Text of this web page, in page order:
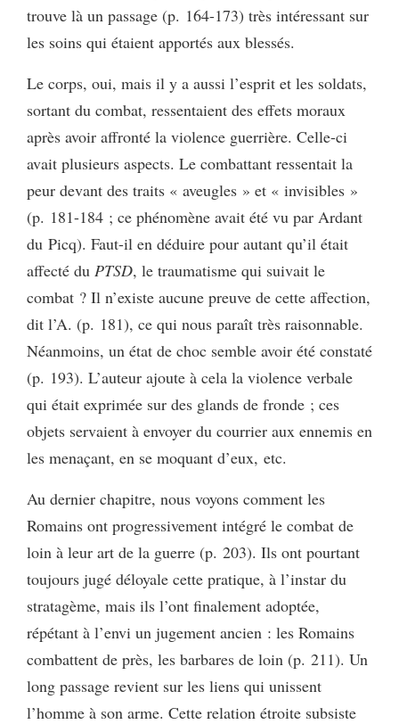
trouve là un passage (p. 164-173) très intéressant sur
les soins qui étaient apportés aux blessés.
Le corps, oui, mais il y a aussi l’esprit et les soldats,
sortant du combat, ressentaient des effets moraux
après avoir affronté la violence guerrière. Celle-ci
avait plusieurs aspects. Le combattant ressentait la
peur devant des traits « aveugles » et « invisibles »
(p. 181-184 ; ce phénomène avait été vu par Ardant
du Picq). Faut-il en déduire pour autant qu’il était
affecté du PTSD, le traumatisme qui suivait le
combat ? Il n’existe aucune preuve de cette affection,
dit l’A. (p. 181), ce qui nous paraît très raisonnable.
Néanmoins, un état de choc semble avoir été constaté
(p. 193). L’auteur ajoute à cela la violence verbale
qui était exprimée sur des glands de fronde ; ces
objets servaient à envoyer du courrier aux ennemis en
les menaçant, en se moquant d’eux, etc.
Au dernier chapitre, nous voyons comment les
Romains ont progressivement intégré le combat de
loin à leur art de la guerre (p. 203). Ils ont pourtant
toujours jugé déloyale cette pratique, à l’instar du
stratagème, mais ils l’ont finalement adoptée,
répétant à l’envi un jugement ancien : les Romains
combattent de près, les barbares de loin (p. 211). Un
long passage revient sur les liens qui unissent
l’homme à son arme. Cette relation étroite subsiste